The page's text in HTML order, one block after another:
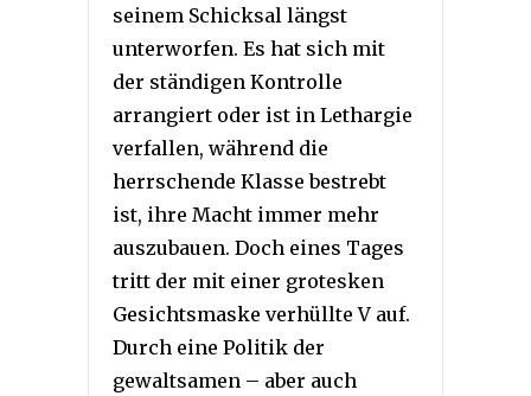
seinem Schicksal längst
unterworfen. Es hat sich mit
der ständigen Kontrolle
arrangiert oder ist in Lethargie
verfallen, während die
herrschende Klasse bestrebt
ist, ihre Macht immer mehr
auszubauen. Doch eines Tages
tritt der mit einer grotesken
Gesichtsmaske verhüllte V auf.
Durch eine Politik der
gewaltsamen – aber auch